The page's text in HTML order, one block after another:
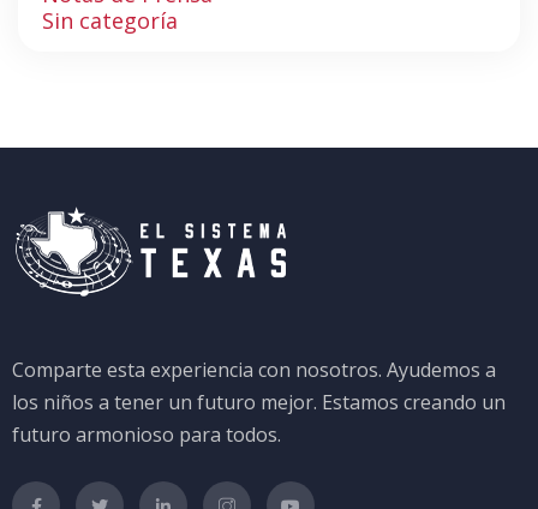
Sin categoría
Comparte esta experiencia con nosotros. Ayudemos a
los niños a tener un futuro mejor. Estamos creando un
futuro armonioso para todos.